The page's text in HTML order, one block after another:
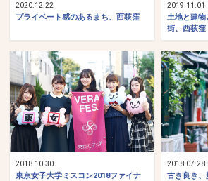
2020.12.22
プライベート感のあるまち、西荻窪
2019.11.01
土地と建
街、西荻窪
2018.10.30
東京女子大学ミスコン2018ファイナ
2018.07.28
古き良き